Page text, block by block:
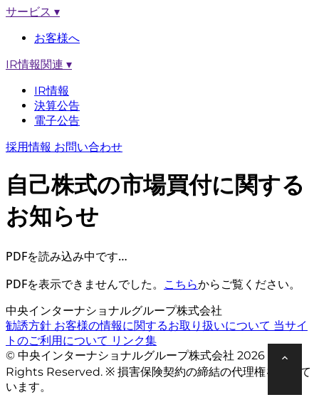
サービス ▾
お客様へ
IR情報関連 ▾
IR情報
決算公告
電子公告
採用情報 お問い合わせ
自己株式の市場買付に関する
お知らせ
PDFを読み込み中です…
PDFを表示できませんでした。 こちらからご覧ください。
中央インターナショナルグループ株式会社
勧誘方針 お客様の情報に関するお取り扱いについて 当サイ
トのご利用について リンク集
© 中央インターナショナルグループ株式会社 2026 All
Rights Reserved. ※ 損害保険契約の締結の代理権を有して
います。